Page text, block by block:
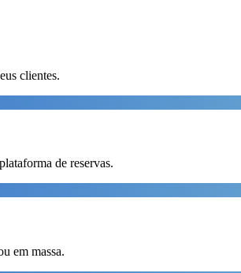
clientes.
de reservas.
em massa.